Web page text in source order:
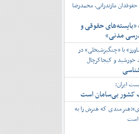
مازندرانی، محمدرضا
”بایسته‌های حقوقی و
مدنی»
با «چنگیزشیخلی» در
خورشید و کیجاکرچال
ایران:
کشور بی‌سامان است
که هنرش را به
است